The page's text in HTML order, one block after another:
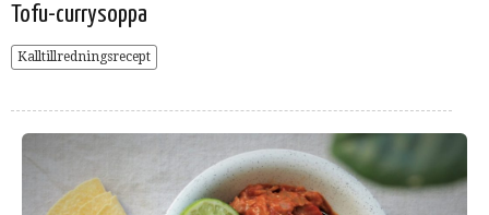
Tofu-currysoppa
Kalltillredningsrecept